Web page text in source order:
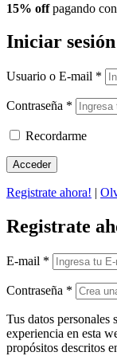
15% offpagando
Iniciar sesión
Usuario o E-mail *
Contraseña *
Recordarme
Registrate ahora! |
Registrate
E-mail *
Contraseña *
Tus datos personales
experiencia en esta
propósitos descritos